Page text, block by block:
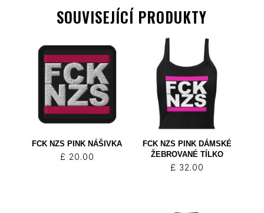
SOUVISEJÍCÍ PRODUKTY
FCK NZS PINK NÁŠIVKA
£ 20.00
FCK NZS PINK DÁMSKÉ
ŽEBROVANÉ TÍLKO
£ 32.00